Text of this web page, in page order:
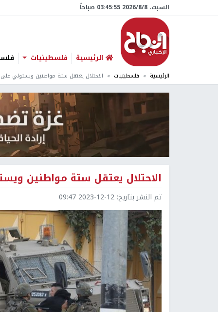
السبت، 8/‏8/‏2026 03:45:56 صباحاً
الرئيسية فلسطينيات
الرئيسية فلسطينيات الاحتلال يعتقل ستة مواطنين ويستولي على 18 مركبة من محافظة
الاحتلال يعتقل ستة مواطنين ويستولي على 18 مركبة
تم النشر بتاريخ: 2023-12-12 09:47